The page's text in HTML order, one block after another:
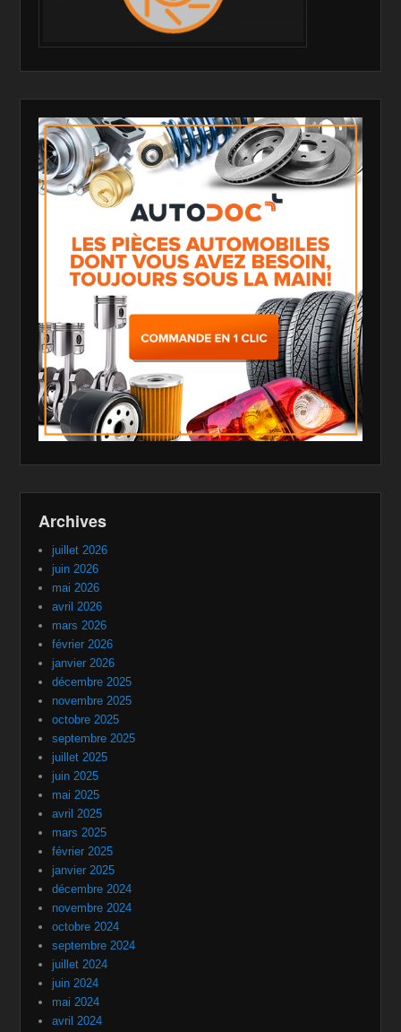
Archives
juillet 2026
juin 2026
mai 2026
avril 2026
mars 2026
février 2026
janvier 2026
décembre 2025
novembre 2025
octobre 2025
septembre 2025
juillet 2025
juin 2025
mai 2025
avril 2025
mars 2025
février 2025
janvier 2025
décembre 2024
novembre 2024
octobre 2024
septembre 2024
juillet 2024
juin 2024
mai 2024
avril 2024